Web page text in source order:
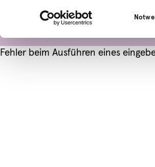
Fehler beim Ausführen eines